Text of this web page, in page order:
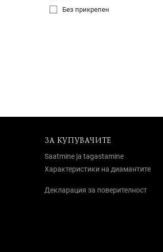
Без прикрепен
ЗА КУПУВАЧИТЕ
Saatmine ja tagastamine
Характеристики на диамантите
Декларация за поверителност